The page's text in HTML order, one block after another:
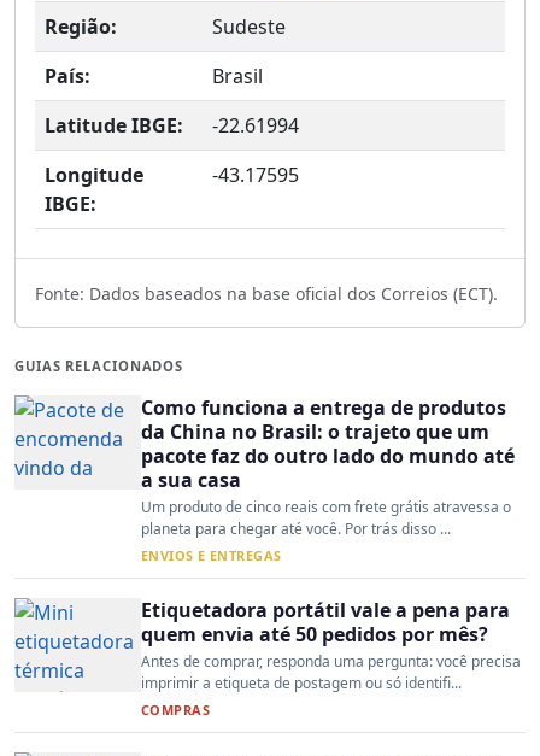
Região:
Sudeste
País:
Brasil
Latitude IBGE:
-22.61994
Longitude
IBGE:
-43.17595
Fonte: Dados baseados na base oficial dos Correios (ECT).
GUIAS RELACIONADOS
Como funciona a entrega de produtos
da China no Brasil: o trajeto que um
pacote faz do outro lado do mundo até
a sua casa
Um produto de cinco reais com frete grátis atravessa o
planeta para chegar até você. Por trás disso ...
ENVIOS E ENTREGAS
Etiquetadora portátil vale a pena para
quem envia até 50 pedidos por mês?
Antes de comprar, responda uma pergunta: você precisa
imprimir a etiqueta de postagem ou só identifi...
COMPRAS